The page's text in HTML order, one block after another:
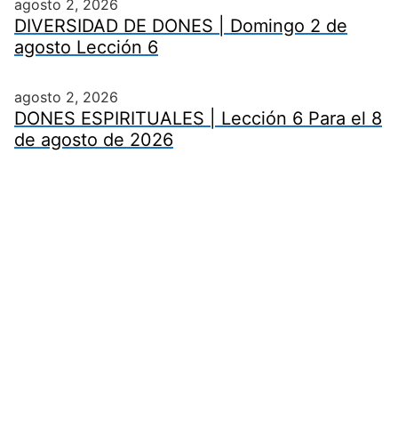
agosto 2, 2026
DIVERSIDAD DE DONES | Domingo 2 de
agosto Lección 6
agosto 2, 2026
DONES ESPIRITUALES | Lección 6 Para el 8
de agosto de 2026